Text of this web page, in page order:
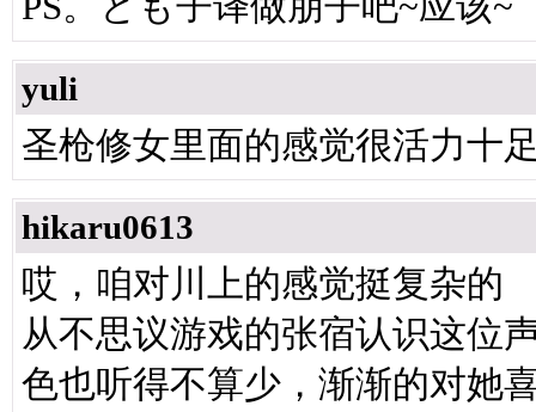
yuli
圣枪修女里面的感觉很活力
hikaru0613
哎，咱对川上的感觉挺复杂的
从不思议游戏的张宿认识这位
色也听得不算少，渐渐的对她